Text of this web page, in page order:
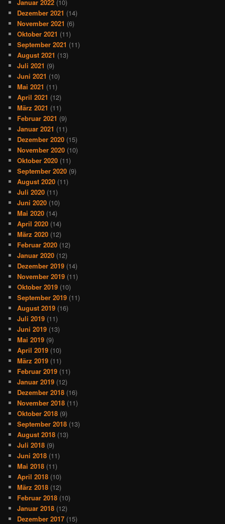
Januar 2022 (10)
Dezember 2021 (14)
November 2021 (6)
Oktober 2021 (11)
September 2021 (11)
August 2021 (13)
Juli 2021 (9)
Juni 2021 (10)
Mai 2021 (11)
April 2021 (12)
März 2021 (11)
Februar 2021 (9)
Januar 2021 (11)
Dezember 2020 (15)
November 2020 (10)
Oktober 2020 (11)
September 2020 (9)
August 2020 (11)
Juli 2020 (11)
Juni 2020 (10)
Mai 2020 (14)
April 2020 (14)
März 2020 (12)
Februar 2020 (12)
Januar 2020 (12)
Dezember 2019 (14)
November 2019 (11)
Oktober 2019 (10)
September 2019 (11)
August 2019 (16)
Juli 2019 (11)
Juni 2019 (13)
Mai 2019 (9)
April 2019 (10)
März 2019 (11)
Februar 2019 (11)
Januar 2019 (12)
Dezember 2018 (16)
November 2018 (11)
Oktober 2018 (9)
September 2018 (13)
August 2018 (13)
Juli 2018 (9)
Juni 2018 (11)
Mai 2018 (11)
April 2018 (10)
März 2018 (12)
Februar 2018 (10)
Januar 2018 (12)
Dezember 2017 (15)